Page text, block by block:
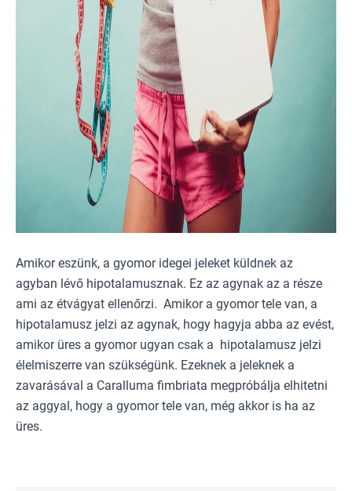
Amikor eszünk, a gyomor idegei jeleket küldnek az
agyban lévő hipotalamusznak. Ez az agynak az a része
ami az étvágyat ellenőrzi. Amikor a gyomor tele van, a
hipotalamusz jelzi az agynak, hogy hagyja abba az evést,
amikor üres a gyomor ugyan csak a hipotalamusz jelzi
élelmiszerre van szükségünk. Ezeknek a jeleknek a
zavarásával a Caralluma fimbriata megpróbálja elhitetni
az aggyal, hogy a gyomor tele van, még akkor is ha az
üres.